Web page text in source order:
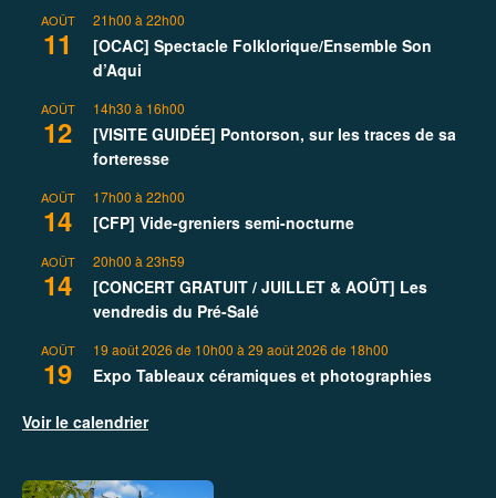
AOÛT
11
21h00 à 22h00
[OCAC] Spectacle Folklorique/Ensemble Son
d’Aqui
AOÛT
12
14h30 à 16h00
[VISITE GUIDÉE] Pontorson, sur les traces de sa
forteresse
AOÛT
14
17h00 à 22h00
[CFP] Vide-greniers semi-nocturne
AOÛT
14
20h00 à 23h59
[CONCERT GRATUIT / JUILLET & AOÛT] Les
vendredis du Pré-Salé
AOÛT
19
19 août 2026 de 10h00 à 29 août 2026 de 18h00
Expo Tableaux céramiques et photographies
Voir le calendrier